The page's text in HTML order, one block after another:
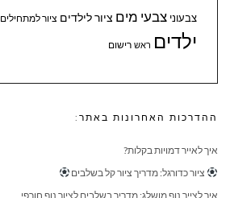
צבעוני צבעי מים ציור לילדים ציור למתחילים
ילדים ראש רישום
ההדרכות האחרונות באתר:
איך לאייר דמויות בקלות?
ציור כדורגל: מדריך ציור קל בשלבים
איך לצייר נוף מושלג: מדריך בשלבים לציור נוף חורפי